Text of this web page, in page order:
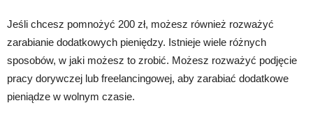
Jeśli chcesz pomnożyć 200 zł, możesz również rozważyć
zarabianie dodatkowych pieniędzy. Istnieje wiele różnych
sposobów, w jaki możesz to zrobić. Możesz rozważyć podjęcie
pracy dorywczej lub freelancingowej, aby zarabiać dodatkowe
pieniądze w wolnym czasie.